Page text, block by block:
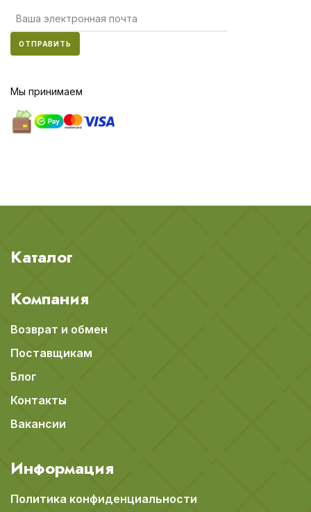
ОТПРАВИТЬ
Мы принимаем
Каталог
Компания
Возврат и обмен
Поставщикам
Блог
Контакты
Вакансии
Информация
Политика конфиденциальности